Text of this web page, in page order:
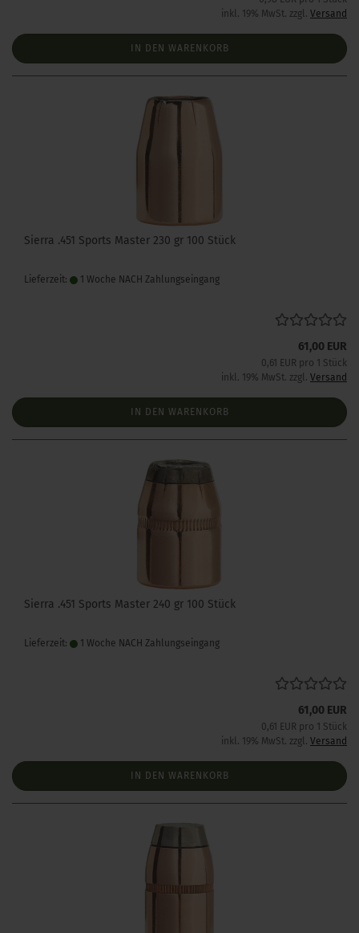
inkl. 19% MwSt. zzgl. Versand
IN DEN WARENKORB
Sierra .451 Sports Master 230 gr 100 Stück
Lieferzeit: 1 Woche NACH Zahlungseingang
61,00 EUR
0,61 EUR pro 1 Stück
inkl. 19% MwSt. zzgl. Versand
IN DEN WARENKORB
Sierra .451 Sports Master 240 gr 100 Stück
Lieferzeit: 1 Woche NACH Zahlungseingang
61,00 EUR
0,61 EUR pro 1 Stück
inkl. 19% MwSt. zzgl. Versand
IN DEN WARENKORB